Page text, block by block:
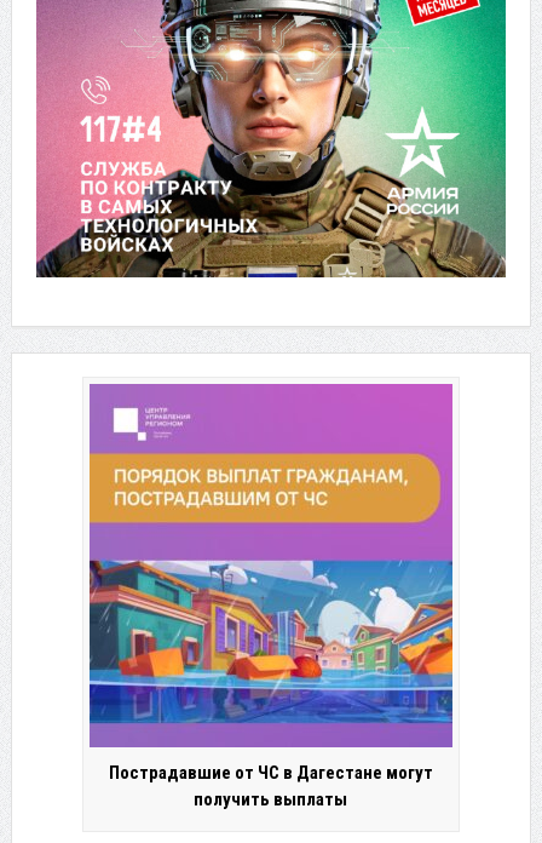
Пострадавшие от ЧС в Дагестане могут
получить выплаты